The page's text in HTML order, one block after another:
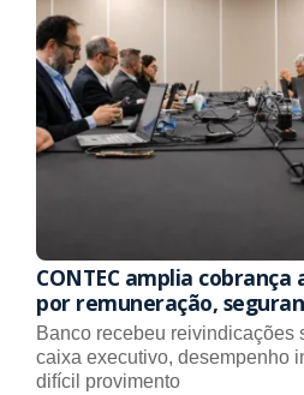
CONTEC amplia cobrança
por remuneração,
Banco recebeu reivindicações
caixa executivo, desempenho
difícil provimento